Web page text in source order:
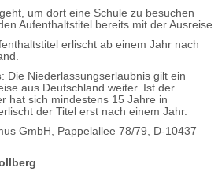
um dort eine Schule zu besuchen
Aufenthaltstitel bereits mit der Ausreise.
erlischt ab einem Jahr nach
: Die Niederlassungserlaubnis gilt ein
aus Deutschland weiter. Ist der
hat sich mindestens 15 Jahre in
der Titel erst nach einem Jahr.
GmbH, Pappelallee 78/79, D-10437